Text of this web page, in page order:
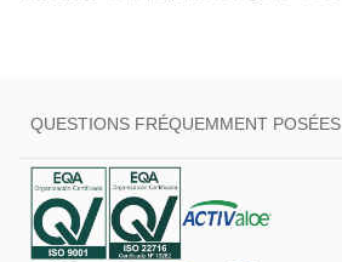
QUESTIONS FRÉQUEMMENT POSÉES